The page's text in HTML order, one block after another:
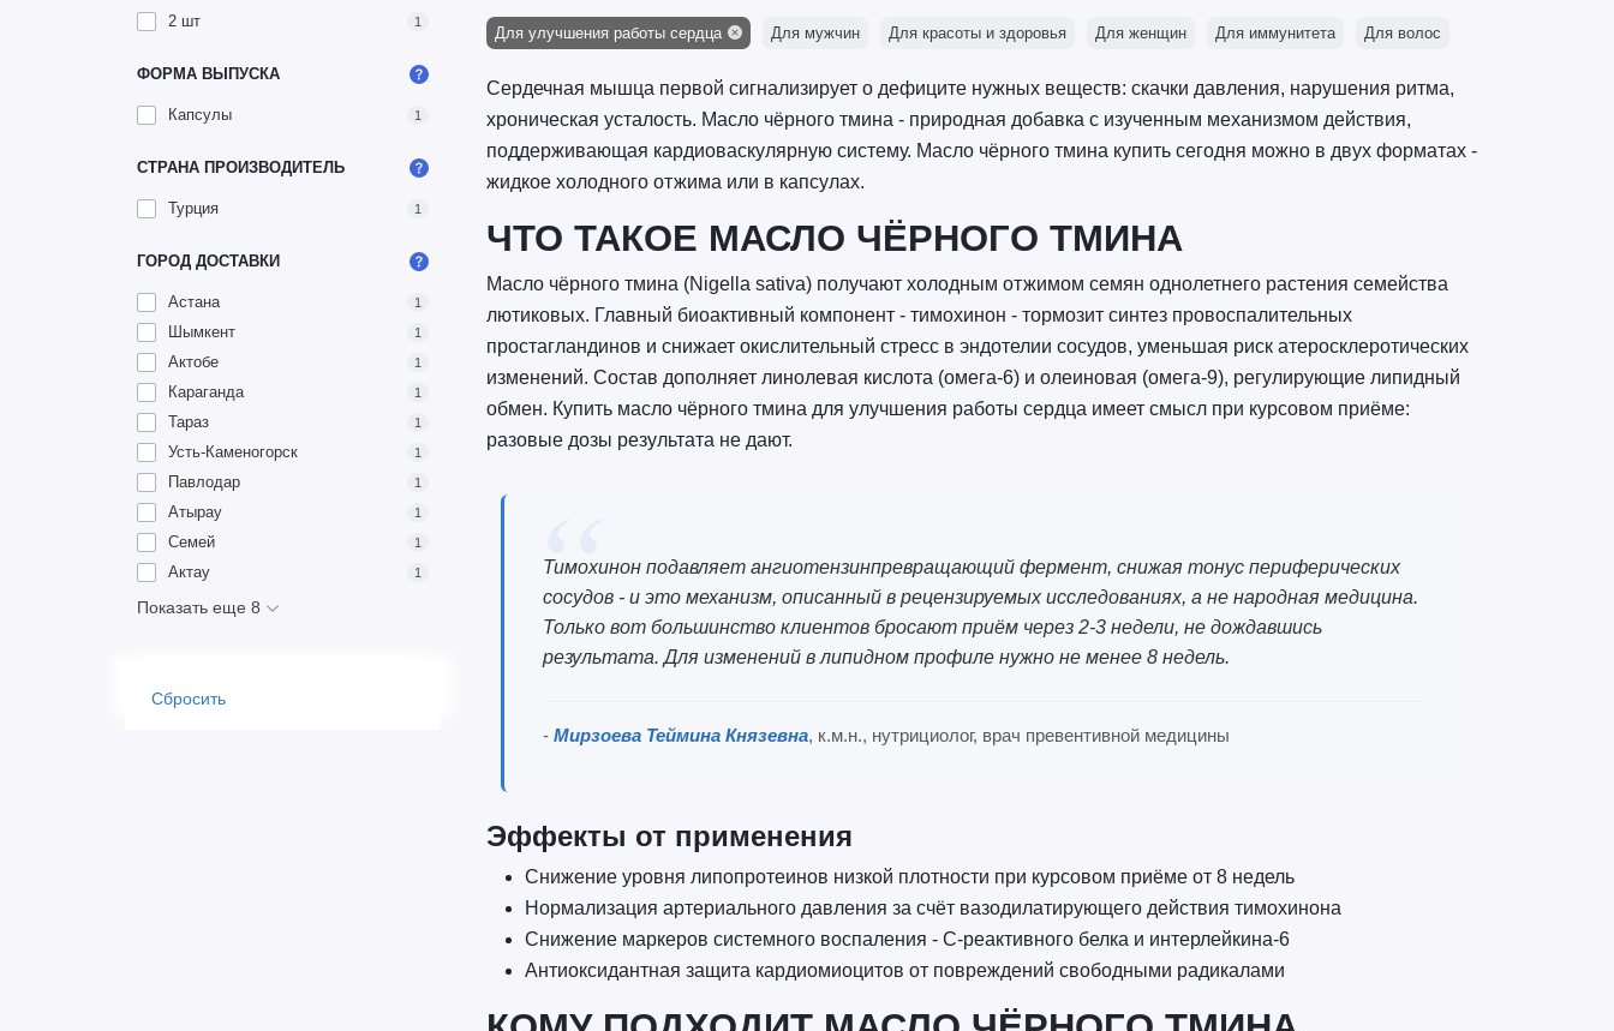
2 шт 1
ФОРМА ВЫПУСКА
Капсулы 1
СТРАНА ПРОИЗВОДИТЕЛЬ
Турция 1
ГОРОД ДОСТАВКИ
Астана 1
Шымкент 1
Актобе 1
Караганда 1
Тараз 1
Усть-Каменогорск 1
Павлодар 1
Атырау 1
Семей 1
Актау 1
Показать еще 8
Сбросить
Для улучшения работы сердца Для мужчин Для красоты и здоровья Для женщин Для иммунитета Для волос
Сердечная мышца первой сигнализирует о дефиците нужных веществ: скачки давления, нарушения ритма,
хроническая усталость. Масло чёрного тмина - природная добавка с изученным механизмом действия,
поддерживающая кардиоваскулярную систему. Масло чёрного тмина купить сегодня можно в двух форматах -
жидкое холодного отжима или в капсулах.
ЧТО ТАКОЕ МАСЛО ЧЁРНОГО ТМИНА
Масло чёрного тмина (Nigella sativa) получают холодным отжимом семян однолетнего растения семейства
лютиковых. Главный биоактивный компонент - тимохинон - тормозит синтез провоспалительных
простагландинов и снижает окислительный стресс в эндотелии сосудов, уменьшая риск атеросклеротических
изменений. Состав дополняет линолевая кислота (омега-6) и олеиновая (омега-9), регулирующие липидный
обмен. Купить масло чёрного тмина для улучшения работы сердца имеет смысл при курсовом приёме:
разовые дозы результата не дают.
Тимохинон подавляет ангиотензинпревращающий фермент, снижая тонус периферических
сосудов - и это механизм, описанный в рецензируемых исследованиях, а не народная медицина.
Только вот большинство клиентов бросают приём через 2-3 недели, не дождавшись
результата. Для изменений в липидном профиле нужно не менее 8 недель.
-Мирзоева Теймина Князевна, к.м.н., нутрициолог, врач превентивной медицины
Эффекты от применения
Снижение уровня липопротеинов низкой плотности при курсовом приёме от 8 недель
Нормализация артериального давления за счёт вазодилатирующего действия тимохинона
Снижение маркеров системного воспаления - C-реактивного белка и интерлейкина-6
Антиоксидантная защита кардиомиоцитов от повреждений свободными радикалами